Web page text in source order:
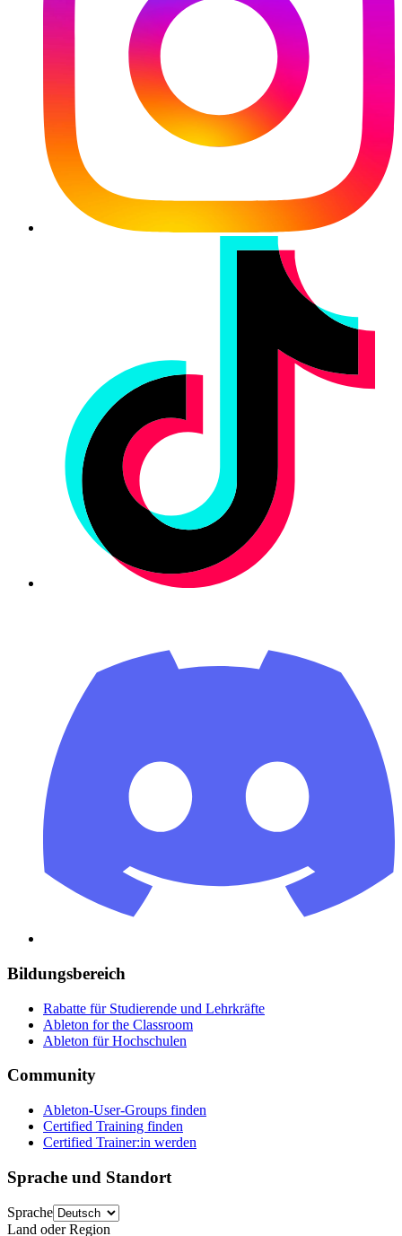
Bildungsbereich
Rabatte für Studierende und Lehrkräfte
Ableton for the Classroom
Ableton für Hochschulen
Community
Ableton-User-Groups finden
Certified Training finden
Certified Trainer:in werden
Sprache und Standort
Sprache
Land oder Region